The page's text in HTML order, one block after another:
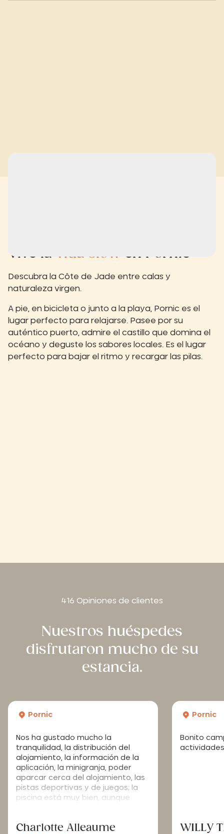
Vive la vida slow en Pornic
Descubra la Côte de Jade entre calas y
naturaleza virgen.
A pie, en bicicleta o junto a la playa, Pornic es el
lugar perfecto para relajarse. Pasee por su
auténtico puerto, admire el castillo que domina el
océano y deguste los sabores locales. Es el lugar
perfecto para bajar el ritmo y recargar las pilas.
416 Opiniones de clientes
Nuestros huéspedes
disfrutaron mucho de su
estancia.
Pornic
Nos ha gustado mucho la
tranquilidad, la distribución del
alojamiento, la información de la
aplicación, la minigranja, poder
aparcar cerca del alojamiento, las
pistas deportivas y de juegos; la
piscina está muy bien, aunque
como las que tenéis, que son muy
Charlotte Alleaume
Pornic
Bonito
WILLY